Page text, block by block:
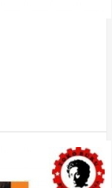
Out Of
Stock